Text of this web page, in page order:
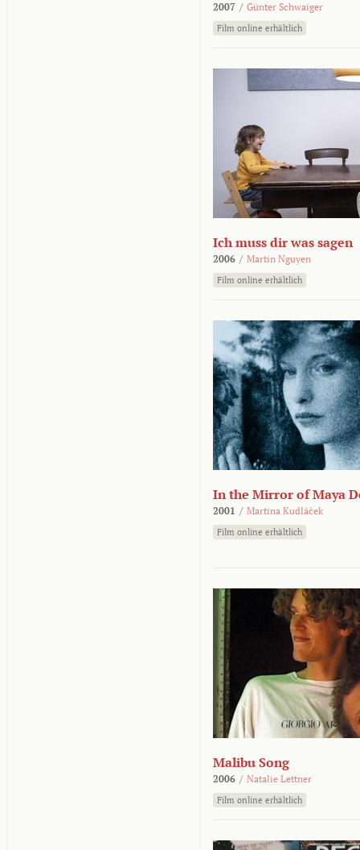
2007 / Günter Schwaiger
Film online erhältlich
Ich muss dir was sagen
2006 / Martin Nguyen
Film online erhältlich
In the Mirror of Maya
2001 / Martina Kudláček
Film online erhältlich
Malibu Song
2006 / Natalie Lettner
Film online erhältlich